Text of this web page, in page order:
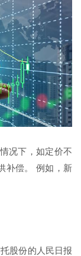
况下，如定价不
补偿。 例如，新
股份的人民日报